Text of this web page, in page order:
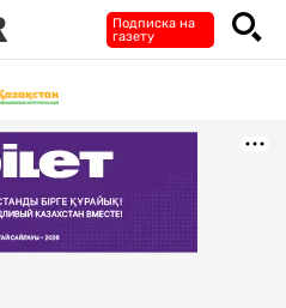
Подписка на
газету